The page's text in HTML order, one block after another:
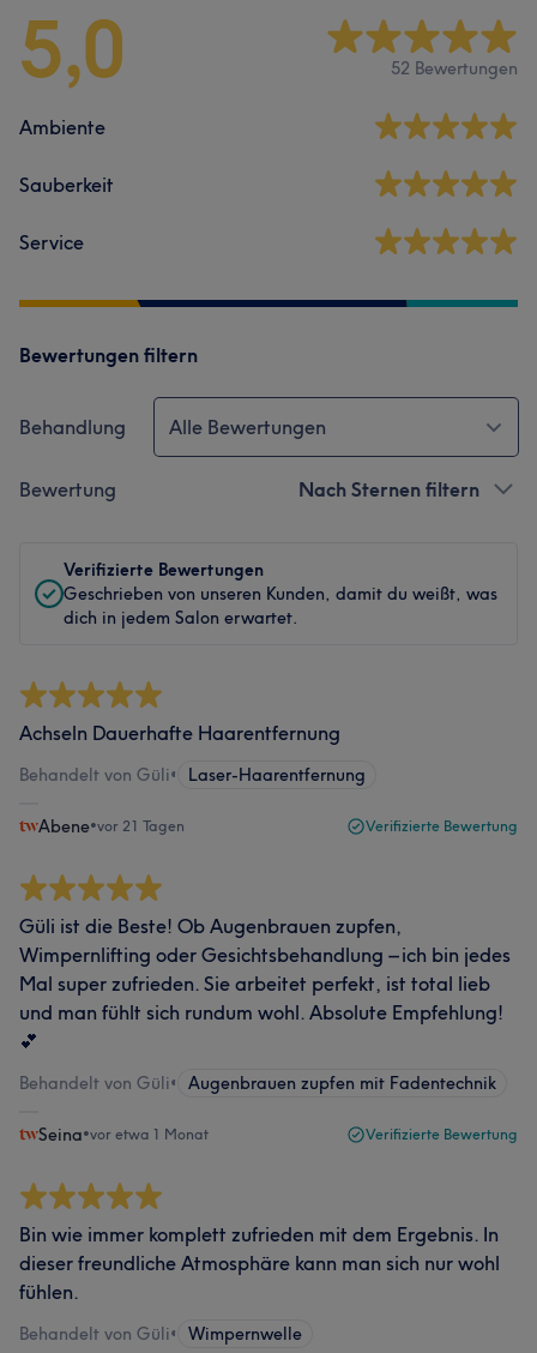
5,0 52 Bewertungen
Ambiente
Sauberkeit
Service
Bewertungen filtern
Behandlung Alle Bewertungen
Bewertung Nach Sternen filtern
Verifizierte Bewertungen
Geschrieben von unseren Kunden, damit du weißt, was
dich in jedem Salon erwartet.
Achseln Dauerhafte Haarentfernung
Behandelt von Güli• Laser-Haarentfernung
Abene•vor 21 Tagen Verifizierte Bewertung
Güli ist die Beste! Ob Augenbrauen zupfen,
Wimpernlifting oder Gesichtsbehandlung – ich bin jedes
Mal super zufrieden. Sie arbeitet perfekt, ist total lieb
und man fühlt sich rundum wohl. Absolute Empfehlung!
💕
Behandelt von Güli• Augenbrauen zupfen mit Fadentechnik
Seina•vor etwa 1 Monat Verifizierte Bewertung
Bin wie immer komplett zufrieden mit dem Ergebnis. In
dieser freundliche Atmosphäre kann man sich nur wohl
fühlen.
Behandelt von Güli• Wimpernwelle